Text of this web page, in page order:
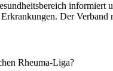
Der
Rheuma-Liga?